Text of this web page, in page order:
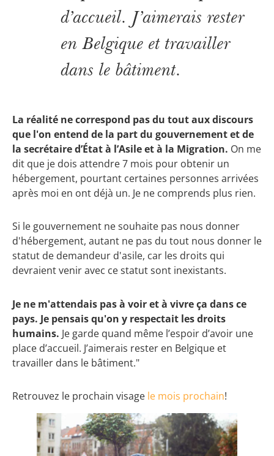
d’accueil. J’aimerais rester
en Belgique et travailler
dans le bâtiment.
La réalité ne correspond pas du tout aux discours
que l'on entend de la part du gouvernement et de
la secrétaire d’État à l’Asile et à la Migration. On me
dit que je dois attendre 7 mois pour obtenir un
hébergement, pourtant certaines personnes arrivées
après moi en ont déjà un. Je ne comprends plus rien.
Si le gouvernement ne souhaite pas nous donner
d'hébergement, autant ne pas du tout nous donner le
statut de demandeur d'asile, car les droits qui
devraient venir avec ce statut sont inexistants.
Je ne m'attendais pas à voir et à vivre ça dans ce
pays. Je pensais qu'on y respectait les droits
humains. Je garde quand même l’espoir d’avoir une
place d’accueil. J’aimerais rester en Belgique et
travailler dans le bâtiment."
Retrouvez le prochain visage le mois prochain!